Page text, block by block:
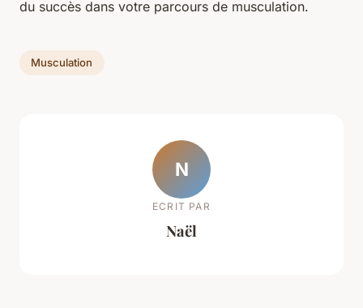
du succès dans votre parcours de musculation.
Musculation
N
ECRIT PAR
Naël